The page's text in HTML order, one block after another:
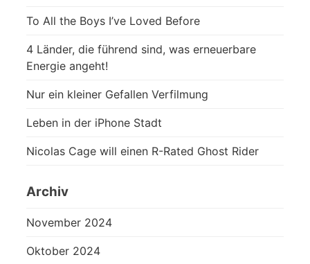
To All the Boys I’ve Loved Before
4 Länder, die führend sind, was erneuerbare
Energie angeht!
Nur ein kleiner Gefallen Verfilmung
Leben in der iPhone Stadt
Nicolas Cage will einen R-Rated Ghost Rider
Archiv
November 2024
Oktober 2024